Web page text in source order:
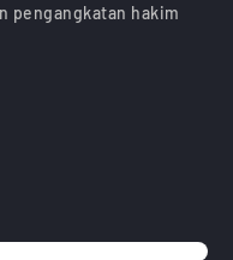
pengangkatan hakim